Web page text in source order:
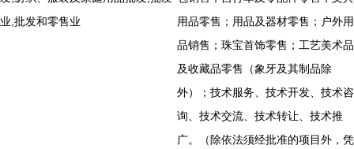
业,批发和零售业
用品零售；用品及器材零售；户外用
品销售；珠宝首饰零售；工艺美术品
及收藏品零售（象牙及其制品除
外）；技术服务、技术开发、技术咨
询、技术交流、技术转让、技术推
广。（除依法须经批准的项目外，凭